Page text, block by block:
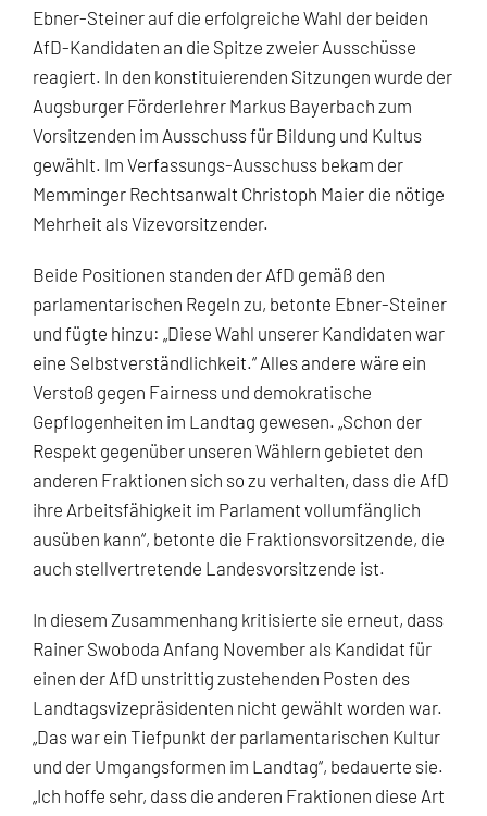
Ebner-Steiner auf die erfolgreiche Wahl der beiden
AfD-Kandidaten an die Spitze zweier Ausschüsse
reagiert. In den konstituierenden Sitzungen wurde der
Augsburger Förderlehrer Markus Bayerbach zum
Vorsitzenden im Ausschuss für Bildung und Kultus
gewählt. Im Verfassungs-Ausschuss bekam der
Memminger Rechtsanwalt Christoph Maier die nötige
Mehrheit als Vizevorsitzender.
Beide Positionen standen der AfD gemäß den
parlamentarischen Regeln zu, betonte Ebner-Steiner
und fügte hinzu: „Diese Wahl unserer Kandidaten war
eine Selbstverständlichkeit.“ Alles andere wäre ein
Verstoß gegen Fairness und demokratische
Gepflogenheiten im Landtag gewesen. „Schon der
Respekt gegenüber unseren Wählern gebietet den
anderen Fraktionen sich so zu verhalten, dass die AfD
ihre Arbeitsfähigkeit im Parlament vollumfänglich
ausüben kann“, betonte die Fraktionsvorsitzende, die
auch stellvertretende Landesvorsitzende ist.
In diesem Zusammenhang kritisierte sie erneut, dass
Rainer Swoboda Anfang November als Kandidat für
einen der AfD unstrittig zustehenden Posten des
Landtagsvizepräsidenten nicht gewählt worden war.
„Das war ein Tiefpunkt der parlamentarischen Kultur
und der Umgangsformen im Landtag“, bedauerte sie.
„Ich hoffe sehr, dass die anderen Fraktionen diese Art